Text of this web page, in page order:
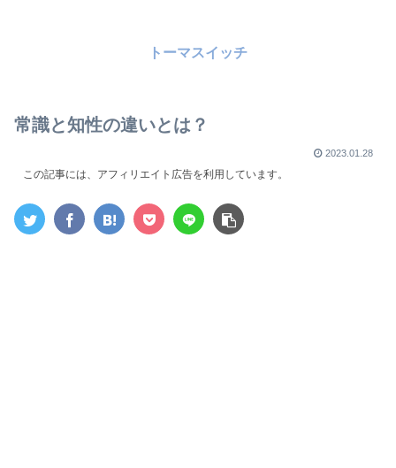
トーマスイッチ
常識と知性の違いとは？
2023.01.28
この記事には、アフィリエイト広告を利用しています。